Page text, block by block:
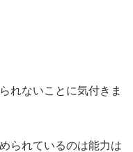
れないことに気付きま
られているのは能力は